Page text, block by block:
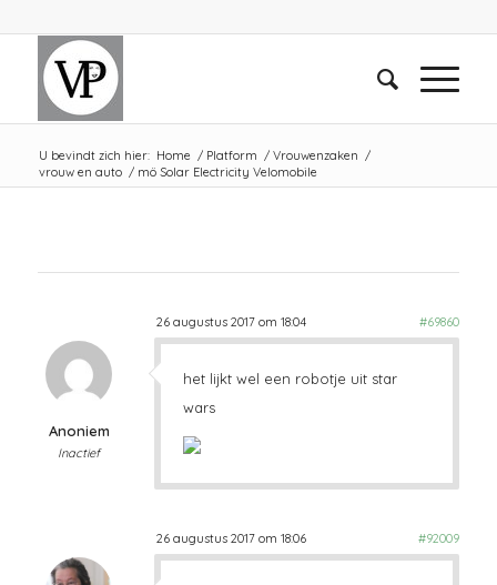
U bevindt zich hier: Home / Platform / Vrouwenzaken /
vrouw en auto / mö Solar Electricity Velomobile
26 augustus 2017 om 18:04 #69860
Anoniem
Inactief
het lijkt wel een robotje uit star
wars
26 augustus 2017 om 18:06 #92009